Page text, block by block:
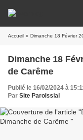
Accueil » Dimanche 18 Février
Dimanche 18
de Carême
Publié le 16/02/2024 à
Par Site Paroissial